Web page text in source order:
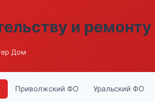
и ремонту
Дом
Приволжский ФО Уральский ФО